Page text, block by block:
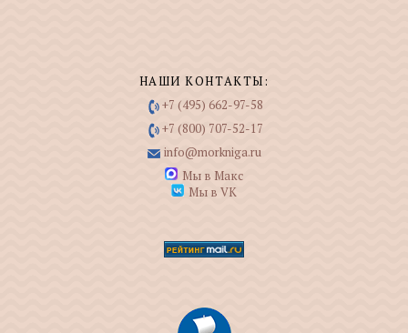
НАШИ КОНТАКТЫ:
+7 (495) 662-97-58
+7 (800) 707-52-17
info@morkniga.ru
Мы в Макс
Мы в VK